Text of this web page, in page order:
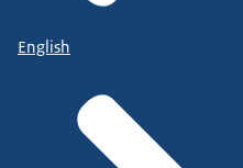
English